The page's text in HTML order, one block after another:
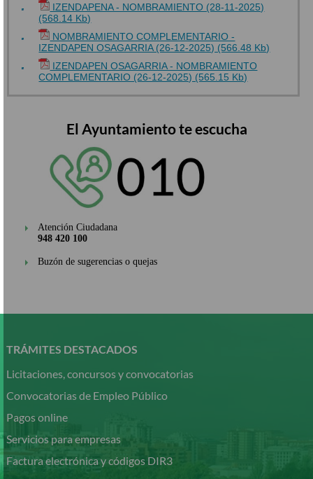
IZENDAPENA - NOMBRAMIENTO (28-11-2025)
(568.14 Kb)
NOMBRAMIENTO COMPLEMENTARIO -
IZENDAPEN OSAGARRIA (26-12-2025) (566.48 Kb)
IZENDAPEN OSAGARRIA - NOMBRAMIENTO
COMPLEMENTARIO (26-12-2025) (565.15 Kb)
El Ayuntamiento te escucha
Atención Ciudadana
948 420 100
Buzón de sugerencias o quejas
contenido
TRÁMITES DESTACADOS
Licitaciones, concursos y convocatorias
Convocatorias de Empleo Público
Pagos online
Servicios para empresas
Factura electrónica y códigos DIR3